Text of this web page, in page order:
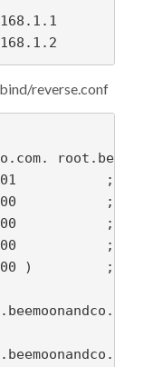
reverse.conf
;
;
;
;
)         ;